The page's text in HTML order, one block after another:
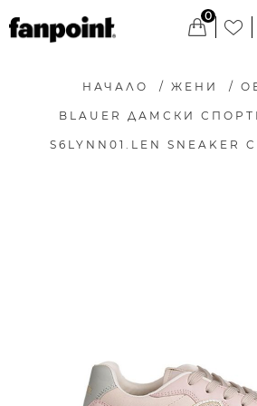
0
НАЧАЛО / ЖЕНИ /
BLAUER ДАМСКИ
S6LYNN01.LEN SNEAKER